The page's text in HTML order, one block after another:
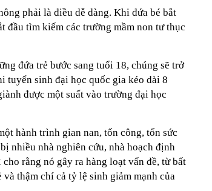
từ Triều Tiên: Điểm yếu của Ukraine
phải là điều dễ dàng. Khi đứa bé bắt
đầu tìm kiếm các trường mầm non tư thục
đứa trẻ bước sang tuổi 18, chúng sẽ trở
tuyển sinh đại học quốc gia kéo dài 8
được một suất vào trường đại học
hành trình gian nan, tốn công, tốn sức
nhiều nhà nghiên cứu, nhà hoạch định
rằng nó gây ra hàng loạt vấn đề, từ bất
thậm chí cả tỷ lệ sinh giảm mạnh của